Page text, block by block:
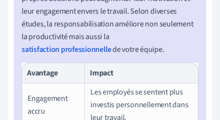
leur engagement envers le travail. Selon diverses
études, la responsabilisation améliore non seulement
la productivité mais aussi la
satisfaction professionnellede votre équipe.
Avantage Impact
Engagement
accru
Les employés se sentent plus
investis personnellement dans
leur travail.